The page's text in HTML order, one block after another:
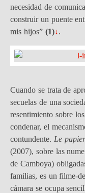
necesidad de
construir un puente
mis hijos” (1)↓.
Cuando se trata de
secuelas de una
resentimiento sobre
condenar, el
contundente. Le
(2007), sobre las
de Camboya)
familias, es un filme-
cámara se ocupa